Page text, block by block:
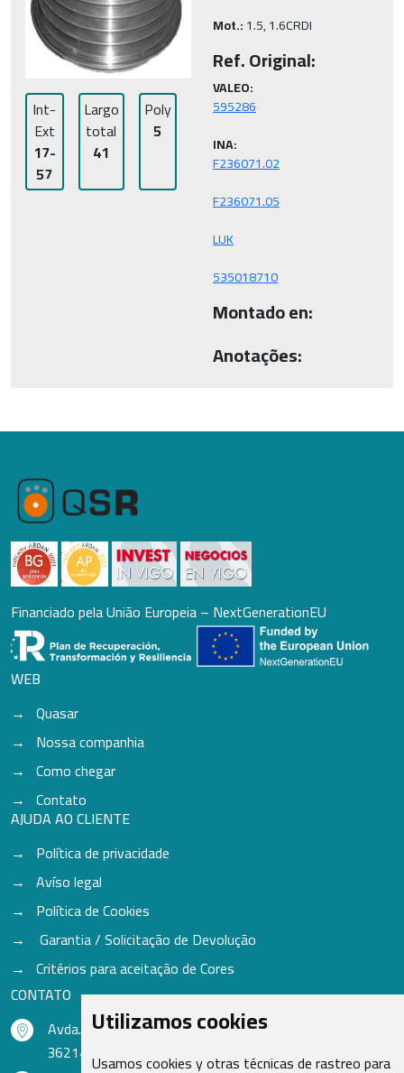
Utilizamos cookies
Usamos cookies y otras técnicas de rastreo para
Int-
Ext
17-
57
Largo
total
41
Poly
5
Mot.: 1.5, 1.6CRDI
Ref. Original:
VALEO:
INA:
535018710
Montado en:
Anotações:
Financiado pela União Europeia – NextGenerationEU
WEB
Quasar
Nossa companhia
Como chegar
Contato
AJUDA AO CLIENTE
Política de privacidade
Avíso legal
Política de Cookies
Garantia / Solicitação de Devolução
Critérios para aceitação de Cores
CONTATO
Avda. do Freixo - Sardoma, 13
36214 Vigo - Pontevedra - Espanha